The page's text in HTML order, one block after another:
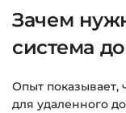
времени.
Подробнее об
Вопросы?
Зачем
система
Опыт показывает,
для удаленного